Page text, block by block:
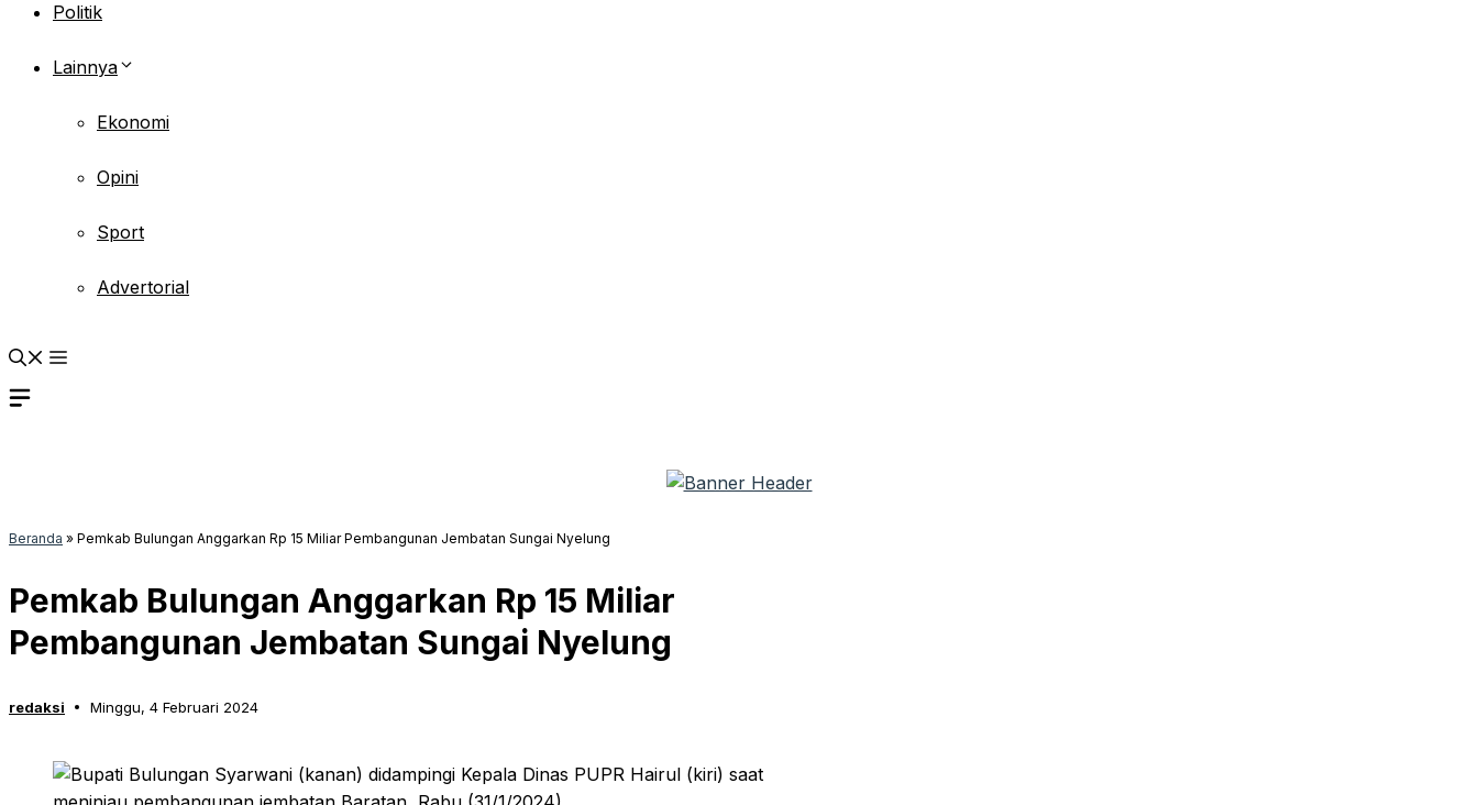
Politik
Lainnya
Ekonomi
Opini
Sport
Advertorial
Beranda » Pemkab Bulungan Anggarkan Rp 15 Miliar Pembangunan Jembatan Sungai Nyelung
Pemkab Bulungan Anggarkan Rp 15 Miliar
Pembangunan Jembatan Sungai Nyelung
redaksi Minggu, 4 Februari 2024